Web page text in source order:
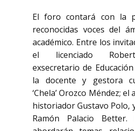
El foro contará con la
reconocidas voces del
académico. Entre los
el licenciado
exsecretario de
la docente y gestora
‘Chela’ Orozco Méndez;
historiador Gustavo Polo,
Ramón Palacio Better.